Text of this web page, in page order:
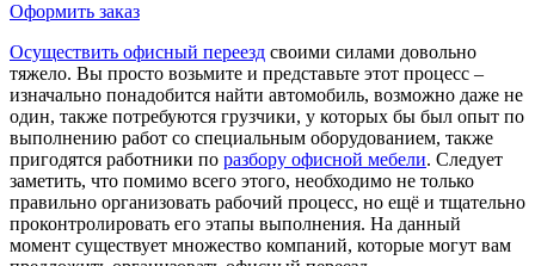
Оформить заказ
Осуществить офисный переезд своими силами довольно
тяжело. Вы просто возьмите и представьте этот процесс –
изначально понадобится найти автомобиль, возможно даже не
один, также потребуются грузчики, у которых бы был опыт по
выполнению работ со специальным оборудованием, также
пригодятся работники по разбору офисной мебели. Следует
заметить, что помимо всего этого, необходимо не только
правильно организовать рабочий процесс, но ещё и тщательно
проконтролировать его этапы выполнения. На данный
момент существует множество компаний, которые могут вам